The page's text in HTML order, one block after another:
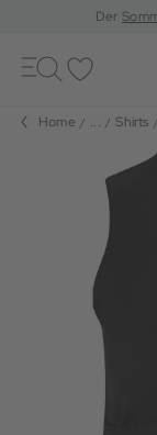
Der
Toggle
navigation
Home ... Shirts